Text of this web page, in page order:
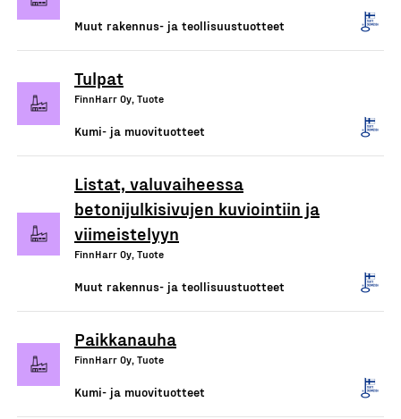
Muut rakennus- ja teollisuustuotteet
Tulpat
FinnHarr Oy, Tuote
Kumi- ja muovituotteet
Listat, valuvaiheessa
betonijulkisivujen kuviointiin ja
viimeistelyyn
FinnHarr Oy, Tuote
Muut rakennus- ja teollisuustuotteet
Paikkanauha
FinnHarr Oy, Tuote
Kumi- ja muovituotteet